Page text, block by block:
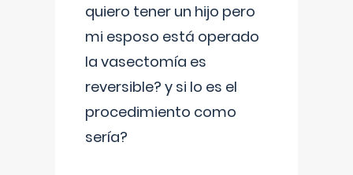
quiero tener un hijo pero
mi esposo está operado
la vasectomía es
reversible? y si lo es el
procedimiento como
sería?